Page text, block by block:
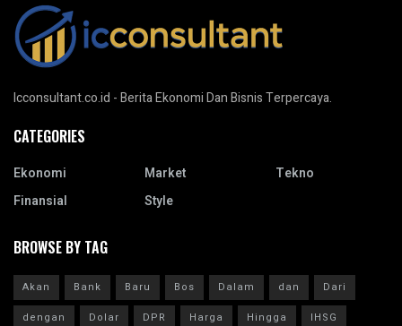
Icconsultant.co.id - Berita Ekonomi Dan Bisnis Terpercaya.
CATEGORIES
Ekonomi
Finansial
Market
Style
Tekno
BROWSE BY TAG
Akan Bank Baru Bos Dalam dan
Dari
dengan
Dolar DPR Harga Hingga IHSG